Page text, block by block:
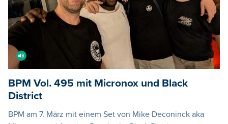
BPM Vol. 495 mit Micronox und Black
District
BPM am 7. März mit einem Set von Mike Deconinck aka